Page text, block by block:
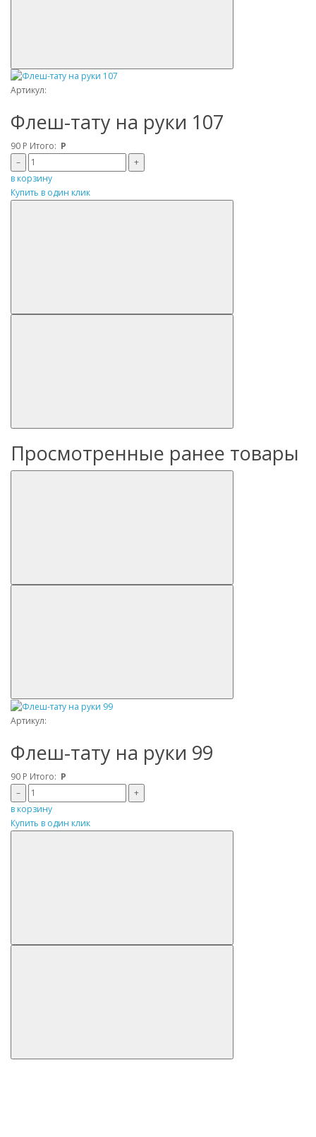
Артикул:
Флеш-тату на руки 107
90 Р Итого: Р
–
+
в корзину
Купить в один клик
Просмотренные ранее товары
Артикул:
Флеш-тату на руки 99
90 Р Итого: Р
–
+
в корзину
Купить в один клик